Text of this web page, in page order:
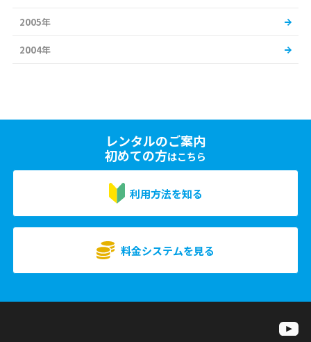
2005年
2004年
レンタルのご案内
初めての方はこちら
利用方法を知る
料金システムを見る